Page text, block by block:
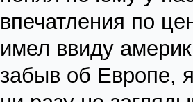
впечатления по
имел ввиду
забыв об Европе,